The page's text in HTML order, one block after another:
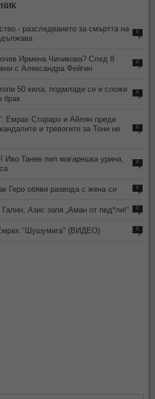
- разследването за смъртта на
0
Ирмена Чичикова? След 8
с Александра Фейгин
0
50 кила, подмлади се и сложи
брак
0
Емрах Стораро и Айлян преди
и тревогите за Тони не
0
Танев пил магарешка урина,
0
Геро обяви развода с жена си 0
Азис запя „Аман от пед*ли!“ 0
Емрах "Шушумига" (ВИДЕО) 0